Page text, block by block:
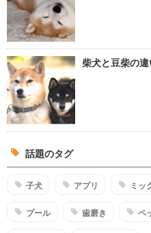
柴犬と豆柴の
話題のタグ
子犬 アプリ ミッ
プール 歯磨き ペ